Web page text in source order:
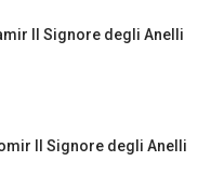
Il Signore degli Anelli
Il Signore degli Anelli